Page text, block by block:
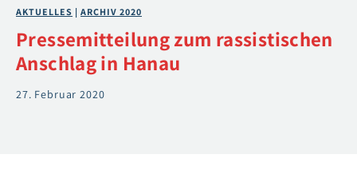
AKTUELLES | ARCHIV 2020
Pressemitteilung zum rassistischen
Anschlag in Hanau
27. Februar 2020